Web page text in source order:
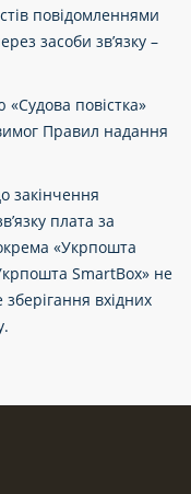
повідомленнями
засоби зв’язку –
повістка»
Правил надання
закінчення
плата за
«Укрпошта
SmartBox» не
вхідних